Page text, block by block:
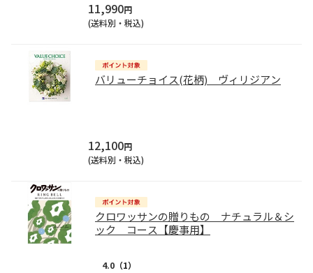
11,990円
(送料別・税込)
バリューチョイス(花柄) ヴィリジアン
12,100円
(送料別・税込)
クロワッサンの贈りもの ナチュラル＆シ
ック コース【慶事用】
4.0 （1）